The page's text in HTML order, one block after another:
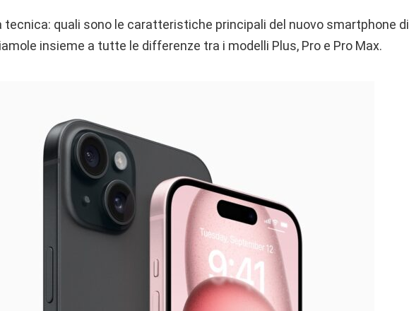
tecnica: quali sono le caratteristiche principali del nuovo smartphone di
insieme a tutte le differenze tra i modelli Plus, Pro e Pro Max.